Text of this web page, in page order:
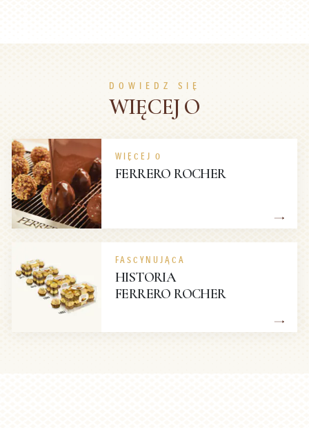
DOWIEDZ SIĘ
WIĘCEJ O
WIĘCEJ O
FERRERO ROCHER
FASCYNUJĄCA
HISTORIA
FERRERO ROCHER